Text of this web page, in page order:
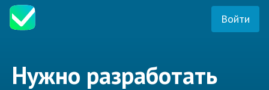
Войти
Нужно разработать